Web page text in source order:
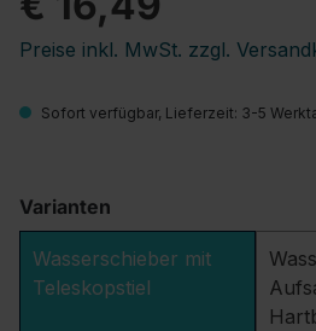
Preise inkl. MwSt. zzgl.
Sofort verfügbar, Lieferzeit: 3-5
Varianten
Wasserschieber mit
Teleskopstiel